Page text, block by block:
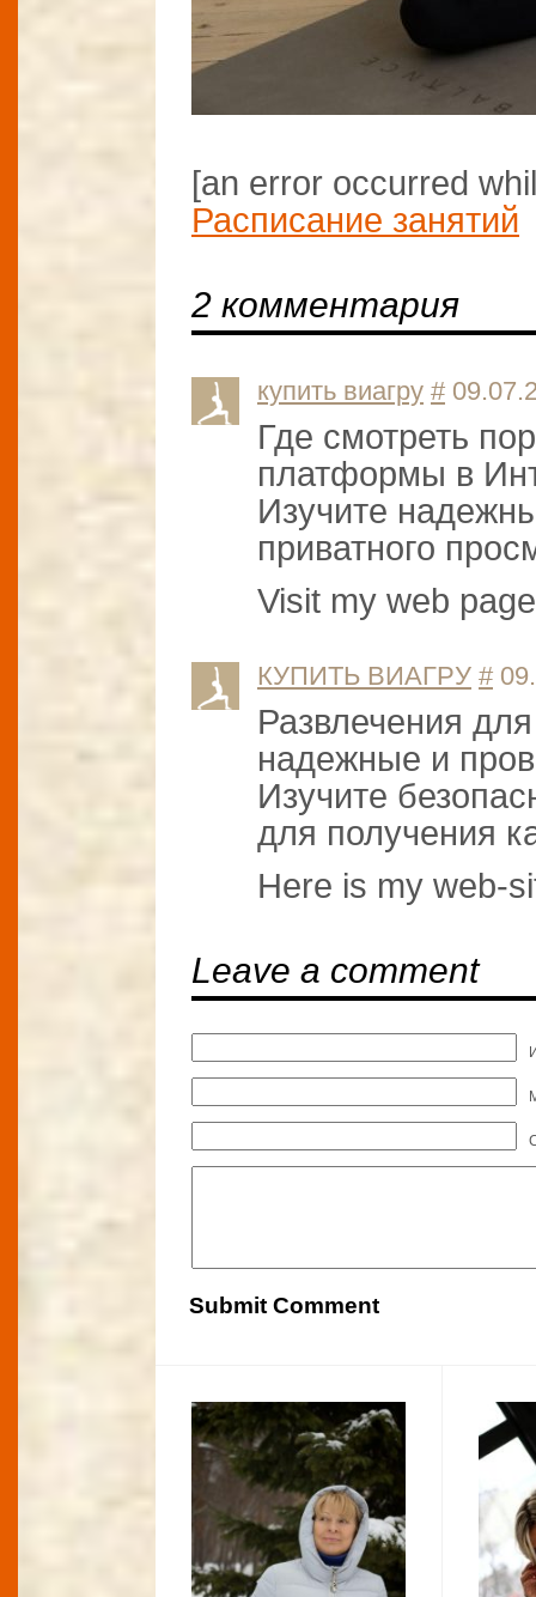
[an error occurred
Расписание занятий
2 комментария
купить виагру #
Где смотреть
платформы в
Изучите
приватного
Visit my web
КУПИТЬ ВИАГРУ #
Развлечения
надежные и
Изучите
для получения
Here is my
Leave a comment